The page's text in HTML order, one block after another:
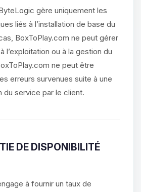
gère uniquement les
liés à l’installation de base du
BoxToPlay.com ne peut gérer
l’exploitation ou à la gestion du
ne peut être
erreurs survenues suite à une
du service par le client.
DE DISPONIBILITÉ
à fournir un taux de